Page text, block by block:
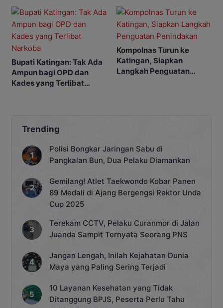
Bupati Katingan: Tak Ada
Ampun bagi OPD dan
Kades yang Terlibat
Kompolnas Turun ke
Katingan, Siapkan
Langkah Penguatan
Trending
Polisi Bongkar Jaringan Sabu di
Pangkalan Bun, Dua Pelaku Diamankan
Gemilang! Atlet Taekwondo Kobar Panen
89 Medali di Ajang Bergengsi Rektor Unda
Cup 2025
Terekam CCTV, Pelaku Curanmor di Jalan
Juanda Sampit Ternyata Seorang PNS
Jangan Lengah, Inilah Kejahatan Dunia
Maya yang Paling Sering Terjadi
10 Layanan Kesehatan yang Tidak
Ditanggung BPJS, Peserta Perlu Tahu